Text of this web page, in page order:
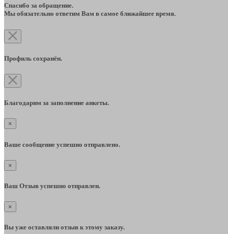
Спасибо за обращение.
Мы обязательно ответим Вам в самое ближайшее время.
Профиль сохранён.
Благодарим за заполнение анкеты.
×
Ваше сообщение успешно отправлено.
×
Ваш Отзыв успешно отправлен.
×
Вы уже оставляли отзыв к этому заказу.